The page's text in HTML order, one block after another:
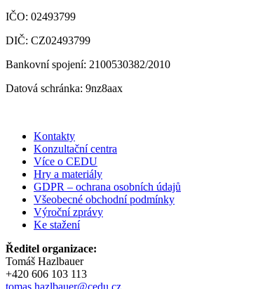
IČO: 02493799
DIČ: CZ02493799
Bankovní spojení: 2100530382/2010
Datová schránka: 9nz8aax
Kontakty
Konzultační centra
Více o CEDU
Hry a materiály
GDPR – ochrana osobních údajů
Všeobecné obchodní podmínky
Výroční zprávy
Ke stažení
Ředitel organizace:
Tomáš Hazlbauer
+420 606 103 113